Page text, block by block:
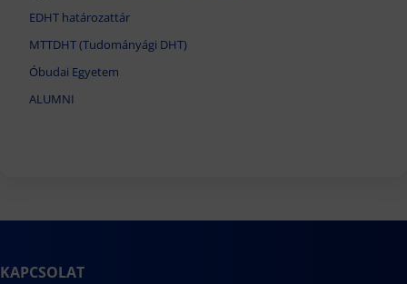
EDHT határozattár
MTTDHT (Tudományági DHT)
Óbudai Egyetem
ALUMNI
KAPCSOLAT